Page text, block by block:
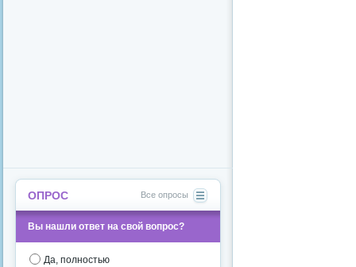
ОПРОС Все опросы
Вы нашли ответ на свой вопрос?
Да, полностью